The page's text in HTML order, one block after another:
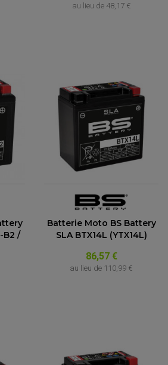
au lieu de 48,17 €
B2 /
Batterie Moto BS Battery
SLA BTX14L (YTX14L)
86,57 €
au lieu de 110,99 €